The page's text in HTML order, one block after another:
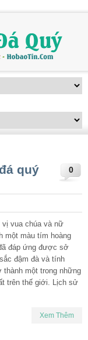
0
quý
vị vua chúa và nữ
một màu tím hoàng
đáp ứng được sở
đậm đà và tính
thành một trong những
trên thế giới. Lịch sử
Xem Thêm